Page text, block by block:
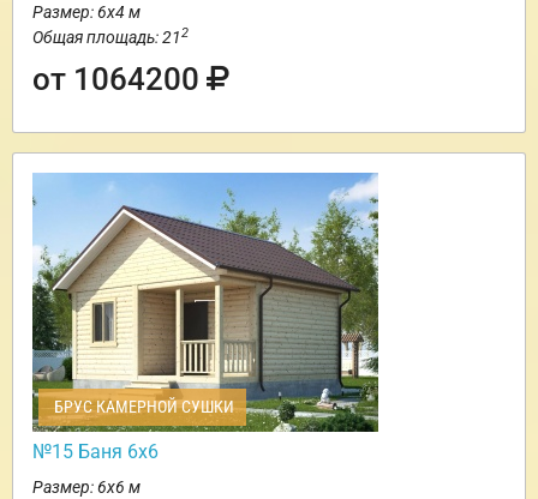
Размер: 6х4 м
Общая площадь: 212
от 1064200
БРУС КАМЕРНОЙ СУШКИ
№15 Баня 6х6
Размер: 6х6 м